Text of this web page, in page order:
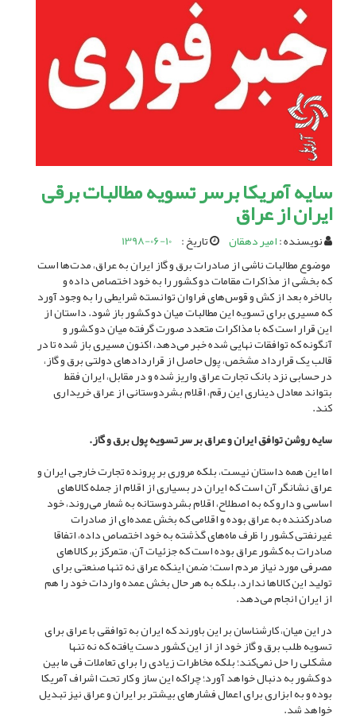
سایه آمریکا برسر تسویه مطالبات برقی
ایران از عراق
نویسنده :امیر دهقان تاریخ : 1398-06-10
موضوع مطالبات ناشی از صادرات برق و گاز ایران به عراق، مدت‌ها است
که بخشی از مذاکرات مقامات دو کشور را به خود اختصاص داده و
بالاخره بعد از کش و قوس‌های فراوان توانسته شرایطی را به وجود آورد
که مسیری برای تسویه این مطالبات میان دو کشور باز شود. داستان از
این قرار است که با مذاکرات متعدد صورت گرفته میان دو کشور و
آنگونه که توافقات نهایی شده خبر می‌دهد، اکنون مسیری باز شده تا در
قالب یک قرارداد مشخص، پول حاصل از قرارداد‌های دولتی برق و گاز،
در حسابی نزد بانک تجارت عراق واریز شده و در مقابل، ایران فقط
بتواند معادل دیناری این رقم، اقلام بشردوستانی از عراق خریداری
کند.
سایه روشن توافق ایران و عراق بر سر تسویه پول برق و گاز.
اما این همه داستان نیست، بلکه مروری بر پرونده تجارت خارجی ایران و
عراق نشانگر آن است که ایران در بسیاری از اقلام از جمله کالا‌های
اساسی و دارو که به اصطلاح، اقلام بشردوستانه به شمار می‌روند، خود
صادرکننده به عراق بوده و اقلامی که بخش عمده‌ای از صادرات
غیرنفتی کشور را ظرف ماه‌های گذشته به خود اختصاص داده، اتفاقا
صادرات به کشور عراق بوده است که جزئیات آن، متمرکز بر کالا‌های
مصرفی مورد نیاز مردم است؛ ضمن اینکه عراق نه تنها صنعتی برای
تولید این کالا‌ها ندارد، بلکه به هر حال بخش عمده واردات خود را هم
از ایران انجام می‌دهد.
در این میان، کارشناسان بر این باورند که ایران به توافقی با عراق برای
تسویه طلب برق و گاز خود از از این کشور دست یافته که نه تنها
مشکلی را حل نمی‌کند؛ بلکه مخاطرات زیادی را برای تعاملات فی ما بین
دو کشور به دنبال خواهد آورد؛ چراکه این ساز و کار تحت اشراف آمریکا
بوده و به ابزاری برای اعمال فشار‌های بیشتر بر ایران و عراق نیز تبدیل
خواهد شد.